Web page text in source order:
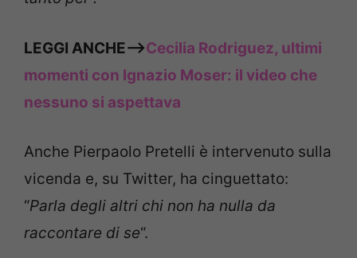
LEGGI ANCHE—>Cecilia Rodriguez, ultimi
momenti con Ignazio Moser: il video che
nessuno si aspettava
Anche Pierpaolo Pretelli è intervenuto sulla
vicenda e, su Twitter, ha cinguettato:
“Parla degli altri chi non ha nulla da
raccontare di se“.